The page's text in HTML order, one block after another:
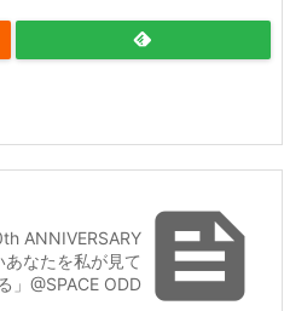

ANNIVERSARY
なたを私が見て
る」@SPACE ODD